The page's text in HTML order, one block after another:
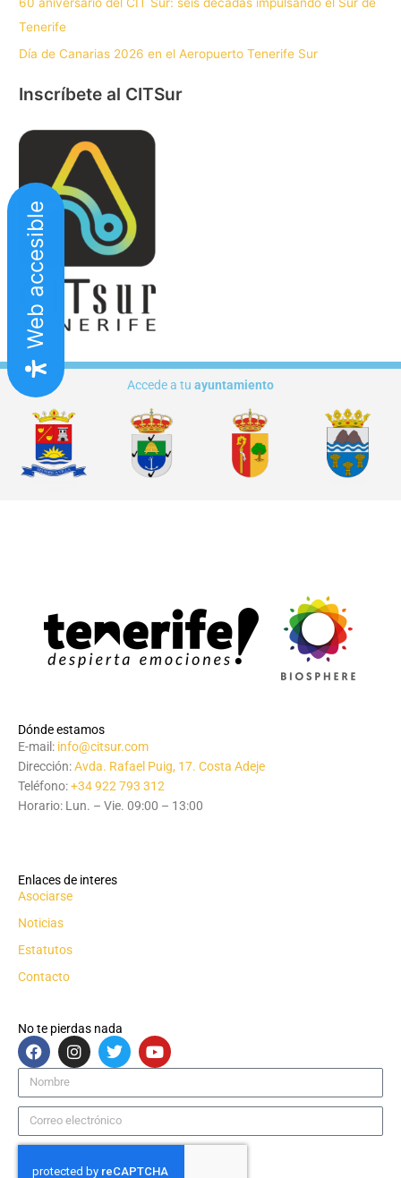
Tenerife
Día de Canarias 2026 en el Aeropuerto Tenerife Sur
Inscríbete al CITSur
Accede a tu ayuntamiento
Dónde estamos
E-mail: info@citsur.com
Dirección:Avda. Rafael Puig, 17. Costa Adeje
Teléfono:+34 922 793 312
Horario: Lun. – Vie. 09:00 – 13:00
Enlaces de interes
Asociarse
Noticias
Estatutos
Contacto
No te pierdas nada
F
a
c
e
b
o
o
I
n
s
a
g
r
m
T
w
i
t
e
r
Y
o
u
u
e
Nombre
Correo
electrónico
Web accesible